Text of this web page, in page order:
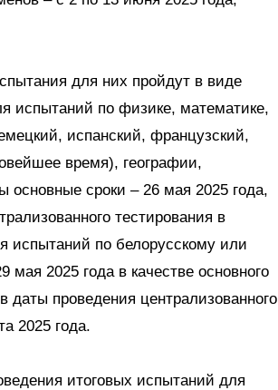
для них пройдут в виде
испытаний по физике, математике,
испанский, французский,
время), географии,
сроки – 26 мая 2025 года,
тестирования в
испытаний по белорусскому или
2025 года в качестве основного
проведения централизованного
2025 года.
итоговых испытаний для